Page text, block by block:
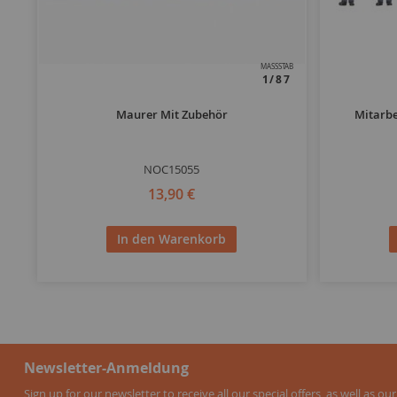
MASSSTAB
1/87
Maurer Mit Zubehör
NOC15055
13,90 €
In den Warenkorb
Newsletter-Anmeldung
Sign up for our newsletter to receive all our special offers, as well as our